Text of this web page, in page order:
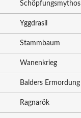
Schöpfungsmythos
Yggdrasil
Stammbaum
Wanenkrieg
Balders Ermordung
Ragnarök